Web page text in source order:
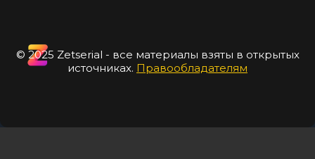
© 2025 Zetserial - все материалы взяты в открытых
источниках. Правообладателям